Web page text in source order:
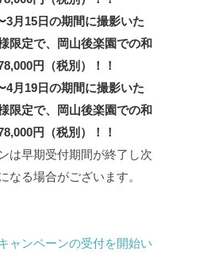
3月15日の期間に撮影いた
限定で、岡山後楽園での和
円（税別）！！
4月19日の期間に撮影いた
限定で、岡山後楽園での和
円（税別）！！
は早期受付期間が終了し次
なる場合がございます。
ャンペーンの受付を開始い